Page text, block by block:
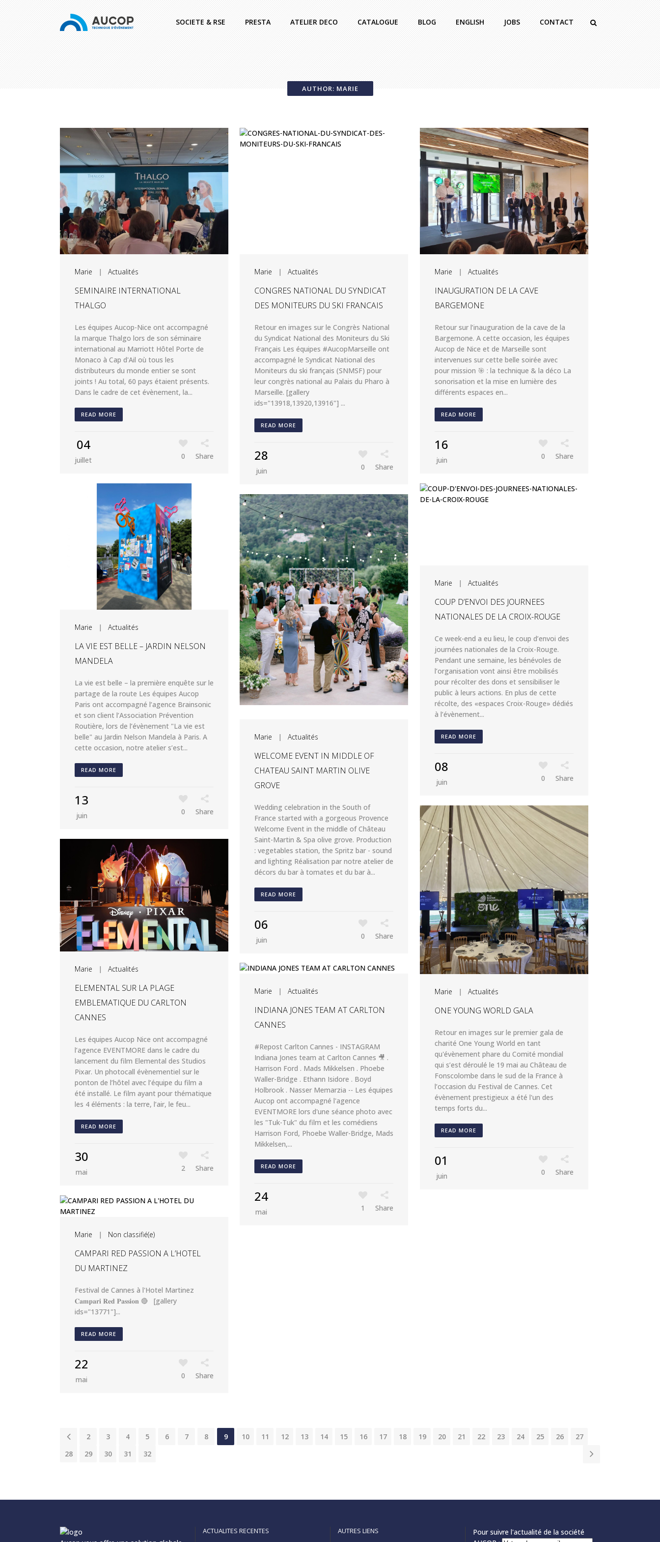
SOCIETE & RSE PRESTA ATELIER DECO CATALOGUE BLOG ENGLISH JOBS CONTACT
AUTHOR: MARIE
Marie | Actualités
SEMINAIRE INTERNATIONAL
THALGO
Les équipes Aucop-Nice ont accompagné
la marque Thalgo lors de son séminaire
international au Marriott Hôtel Porte de
Monaco à Cap d'Ail où tous les
distributeurs du monde entier se sont
joints ! Au total, 60 pays étaient présents.
Dans le cadre de cet évènement, la...
READ MORE
04
juillet 0 Share
Marie | Actualités
CONGRES NATIONAL DU SYNDICAT
DES MONITEURS DU SKI FRANCAIS
Retour en images sur le Congrès National
du Syndicat National des Moniteurs du Ski
Français Les équipes #AucopMarseille ont
accompagné le Syndicat National des
Moniteurs du ski français (SNMSF) pour
leur congrès national au Palais du Pharo à
Marseille. [gallery
ids="13918,13920,13916"] ...
READ MORE
28
juin 0 Share
Marie | Actualités
INAUGURATION DE LA CAVE
BARGEMONE
Retour sur l’inauguration de la cave de la
Bargemone. A cette occasion, les équipes
Aucop de Nice et de Marseille sont
intervenues sur cette belle soirée avec
pour mission 🎯 : la technique & la déco La
sonorisation et la mise en lumière des
différents espaces en...
READ MORE
16
juin 0 Share
Marie | Actualités
LA VIE EST BELLE – JARDIN NELSON
MANDELA
La vie est belle – la première enquête sur le
partage de la route Les équipes Aucop
Paris ont accompagné l’agence Brainsonic
et son client l’Association Prévention
Routière, lors de l’évènement "La vie est
belle" au Jardin Nelson Mandela à Paris. A
cette occasion, notre atelier s’est...
READ MORE
13
juin 0 Share
Marie | Actualités
COUP D’ENVOI DES JOURNEES
NATIONALES DE LA CROIX-ROUGE
Ce week-end a eu lieu, le coup d’envoi des
journées nationales de la Croix-Rouge.
Pendant une semaine, les bénévoles de
l’organisation vont ainsi être mobilisés
pour récolter des dons et sensibiliser le
public à leurs actions. En plus de cette
récolte, des «espaces Croix-Rouge» dédiés
à l’évènement...
READ MORE
08
juin 0 Share
Marie | Actualités
WELCOME EVENT IN MIDDLE OF
CHATEAU SAINT MARTIN OLIVE
GROVE
Wedding celebration in the South of
France started with a gorgeous Provence
Welcome Event in the middle of Château
Saint-Martin & Spa olive grove. Production
: vegetables station, the Spritz bar - sound
and lighting Réalisation par notre atelier de
décors du bar à tomates et du bar à...
READ MORE
06
juin 0 Share
Marie | Actualités
ONE YOUNG WORLD GALA
Retour en images sur le premier gala de
charité One Young World en tant
qu'évènement phare du Comité mondial
qui s’est déroulé le 19 mai au Château de
Fonscolombe dans le sud de la France à
l’occasion du Festival de Cannes. Cet
évènement prestigieux a été l'un des
temps forts du...
READ MORE
01
juin 0 Share
Marie | Actualités
ELEMENTAL SUR LA PLAGE
EMBLEMATIQUE DU CARLTON
CANNES
Les équipes Aucop Nice ont accompagné
l’agence EVENTMORE dans le cadre du
lancement du film Elemental des Studios
Pixar. Un photocall évènementiel sur le
ponton de l’hôtel avec l’équipe du film a
été installé. Le film ayant pour thématique
les 4 éléments : la terre, l’air, le feu...
READ MORE
30
mai 2 Share
Marie | Actualités
INDIANA JONES TEAM AT CARLTON
CANNES
#Repost Carlton Cannes - INSTAGRAM
Indiana Jones team at Carlton Cannes 🎥 .
Harrison Ford . Mads Mikkelsen . Phoebe
Waller-Bridge . Ethann Isidore . Boyd
Holbrook . Nasser Memarzia -- Les équipes
Aucop ont accompagné l'agence
EVENTMORE lors d'une séance photo avec
les "Tuk-Tuk" du film et les comédiens
Harrison Ford, Phoebe Waller-Bridge, Mads
Mikkelsen,...
READ MORE
24
mai 1 Share
Marie | Non classifié(e)
CAMPARI RED PASSION A L’HOTEL
DU MARTINEZ
Festival de Cannes à l'Hotel Martinez
𝐂𝐚𝐦𝐩𝐚𝐫𝐢 𝐑𝐞𝐝 𝐏𝐚𝐬𝐬𝐢𝐨𝐧 🔴 [gallery
ids="13771"]...
READ MORE
22
mai 0 Share
1 2 3 4 5 6 7 8 9 10 11 12 13 14 15 16 17 18 19 20 21 22 23 24 25 26
27
28
29 30 31 32
ACTUALITES RECENTES AUTRES LIENS
Pour suivre l'actualité de la société